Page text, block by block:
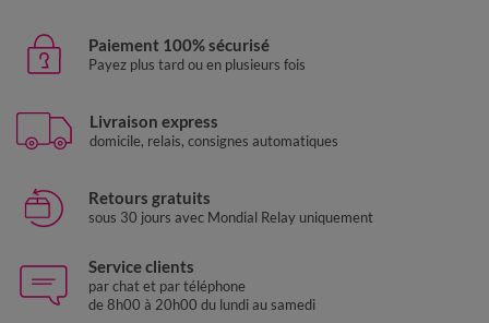
Paiement 100% sécurisé
Payez plus tard ou en plusieurs fois
Livraison express
domicile, relais, consignes automatiques
Retours gratuits
sous 30 jours avec Mondial Relay uniquement
Service clients
par chat et par téléphone
de 8h00 à 20h00 du lundi au samedi